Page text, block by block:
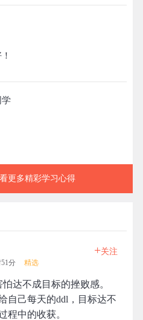
学
更多精彩学习心得
分 精选
+关注
达不成目标的挫败感。
自己每天的ddl，目标达不
程中的收获。